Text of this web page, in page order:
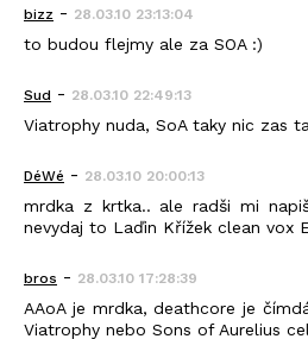
bizz - 28.03.10 23:13:04
to budou flejmy ale za SOA :)
Sud - 28.03.10 22:49:13
Viatrophy nuda, SoA taky nic zas
DéWé - 28.03.10 20:00:13
mrdka z krtka.. ale radši mi
nevydaj to Laďin Křížek clean vox
bros - 28.03.10 17:28:39
AAoA je mrdka, deathcore je
Viatrophy nebo Sons of Aurelius